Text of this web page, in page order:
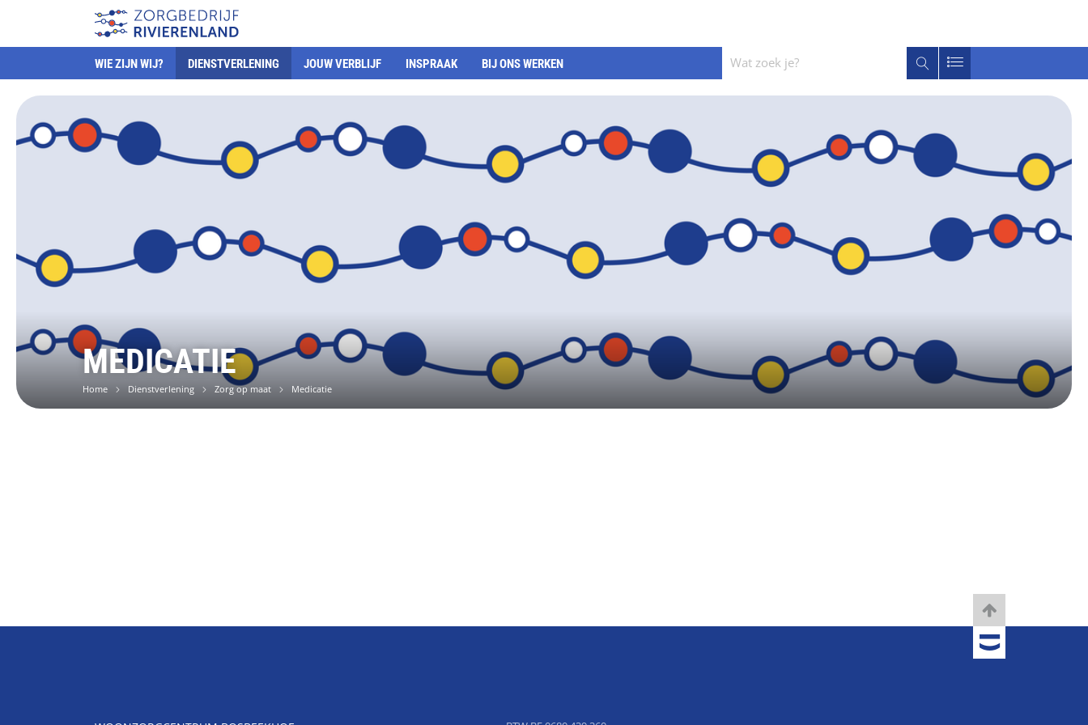
WIE ZIJN WIJ? DIENSTVERLENING JOUW VERBLIJF INSPRAAK BIJ ONS WERKEN
Wat
zoek
je?
Zoeken
MEDICATIE
Home Dienstverlening Zorg op maat Medicatie